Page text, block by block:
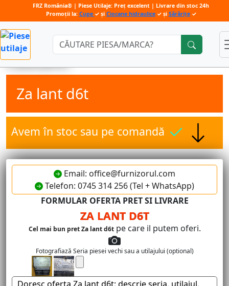
Căutare:
Za lant d6t
Avem în stoc sau pe comandă
Email: office@furnizorul.com
Telefon: 0745 314 256 (Tel + WhatsApp)
FORMULAR OFERTA PRET SI LIVRARE
ZA LANT D6T
Cel mai bun pret Za lant d6tpe care il putem oferi.
Fotografiază Seria piesei vechi sau a utilajului (optional)
FRZ România® | Piese Utilaje: Preț excelent | Livrare din stoc 24h
Promoții la: Cupe ✓ și Ciocane hidraulice✓ și Sărărițe✓